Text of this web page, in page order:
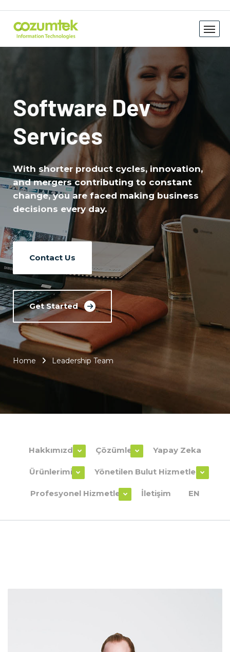
Software Dev
Services
With shorter product cycles, innovation,
and mergers contributing to constant
change, you are faced making business
decisions every day.
Contact Us
Get Started
Home Leadership Team
Hakkımızda Çözümler Yapay Zeka
Ürünlerimiz Yönetilen Bulut Hizmetleri
Profesyonel Hizmetler İletişim EN